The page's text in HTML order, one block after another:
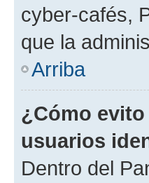
cyber-cafés,
que la
Arriba
¿Cómo
usuarios
Dentro del